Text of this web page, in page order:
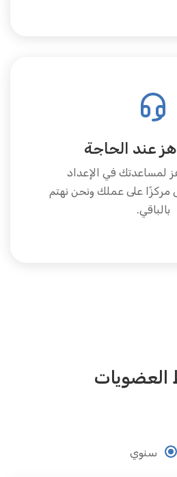
عند الحاجة
لمساعدتك في الإعداد
مركزًا على عملك ونحن نهتم
بالباقي.
سنوي